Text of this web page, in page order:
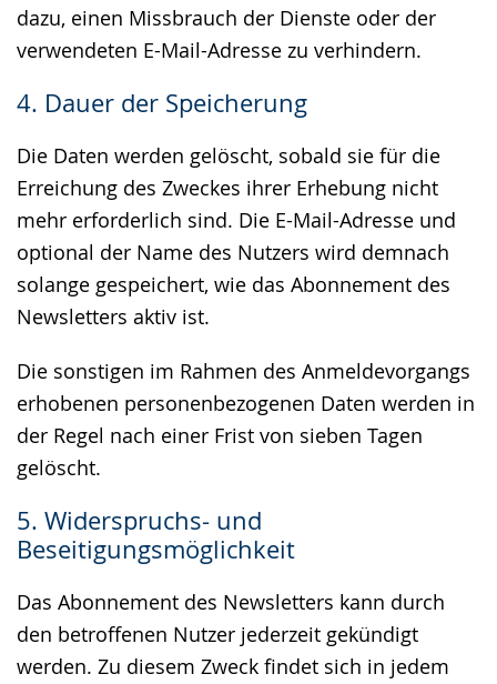
dazu, einen Missbrauch der Dienste oder der
verwendeten E-Mail-Adresse zu verhindern.
4. Dauer der Speicherung
Die Daten werden gelöscht, sobald sie für die
Erreichung des Zweckes ihrer Erhebung nicht
mehr erforderlich sind. Die E-Mail-Adresse und
optional der Name des Nutzers wird demnach
solange gespeichert, wie das Abonnement des
Newsletters aktiv ist.
Die sonstigen im Rahmen des Anmeldevorgangs
erhobenen personenbezogenen Daten werden in
der Regel nach einer Frist von sieben Tagen
gelöscht.
5. Widerspruchs- und
Beseitigungsmöglichkeit
Das Abonnement des Newsletters kann durch
den betroffenen Nutzer jederzeit gekündigt
werden. Zu diesem Zweck findet sich in jedem